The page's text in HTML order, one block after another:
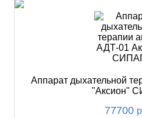
Аппарат дыхательной
"Аксион"
77700